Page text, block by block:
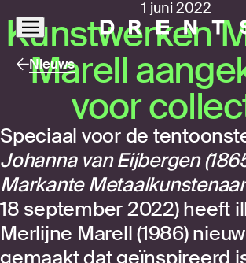
Navigatie
overslaan
Nieuws
1 juni 2022
Kunst­wer­ken
Marell
voor
Speciaal voor de
Johanna van Eijbergen
Markante
18 september 2022) heeft
Merlijne Marell (1986)